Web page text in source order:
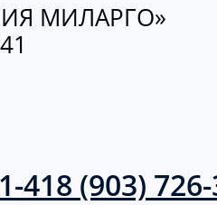
МИЛАРГО»
418 (903)